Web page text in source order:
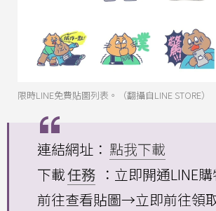
限時LINE免費貼圖列表。（翻攝自LINE STORE）
連結網址： 點我下載
下載任務 ：立即開通LINE
前往查看貼圖→立即前往領